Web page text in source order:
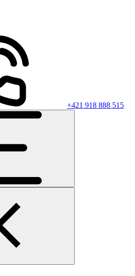
+421 918 888 515